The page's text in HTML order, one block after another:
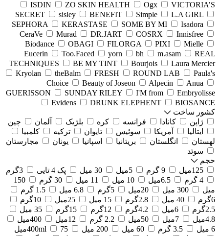
ISDIN
ZO SKIN HEALTH Ogx
VICTORIA’S
SECRET
sisley BENEFIT Simple
L.A GIRL
SEPHORA
KERASTASE SOME BY MI
Isadora
CeraVe
Murad DR.JART COSRX
Innisfree
Biodance
OBAGI FILORGA PIXI
Mielle
Eucerin
Too.Faced yorn bh m.asam
REAL
TECHNIQUES
BE MY TINT Bourjois
Laura Mercier
Kryolan
theBalm FRESH ROUND LAB
Paula's
Choice
Beauty of Joseon Alpecin
Anua
GUERISSON
SUNDAY RILEY I'M from
Embryolisse
Evidens
DRUNK ELEPHENT
BIOSANCE
کشور ساخت
ژاپن
کانادا فرانسه کره بلژیک آلمان
چین
ایتالیا
آمریکا سوئیس تایوان ترکیه
کلمبیا
لهستان
انگلستان بریتانیا اسپانیا یونان
مجارستان
سوئد
حجم
125میل
9 گرم 5میل 30 میل پک 4 تایی
3گرم
4 گرم
6.5میل 10 میل 11 میل 30 گرم
150
میل
300 میل 20میل 5گرم 6.8 میل
1.5 گرم
6گرم
40 میل 2.8گرم 15 میل 25میل
10گرم
2.5گرم
6میل 4.2گرم 12گرم 15گرم
35 میل
4.8میل
7میل 50میل 2.2 گرم 12میل
400میل
6 میل
3.5 گرم 60 میل 200 میل 400ml
75میل